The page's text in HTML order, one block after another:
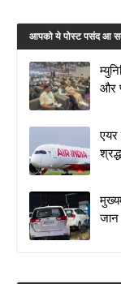
आपको ये पोस्ट पसंद आ
और
एयर
जान